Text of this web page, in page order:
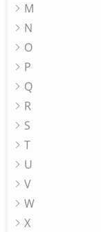
M
N
O
P
Q
R
S
T
U
V
W
X